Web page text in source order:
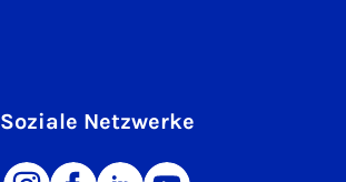
Soziale Netzwerke